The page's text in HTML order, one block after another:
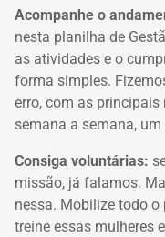
Acompanhe o
nesta planilha de
as atividades e o
forma simples.
erro, com as
semana a semana,
Consiga voluntárias:
missão, já falamos.
nessa. Mobilize todo o
treine essas mulheres